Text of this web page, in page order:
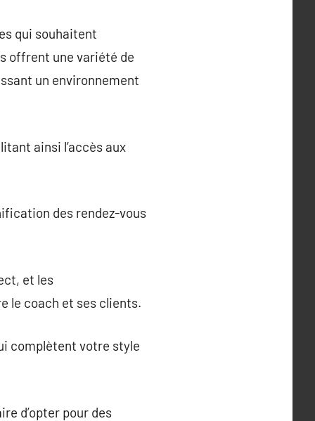
qui souhaitent
offrent une variété de
un environnement
ainsi l’accès aux
des rendez-vous
et les
le coach et ses clients.
complètent votre style
d’opter pour des